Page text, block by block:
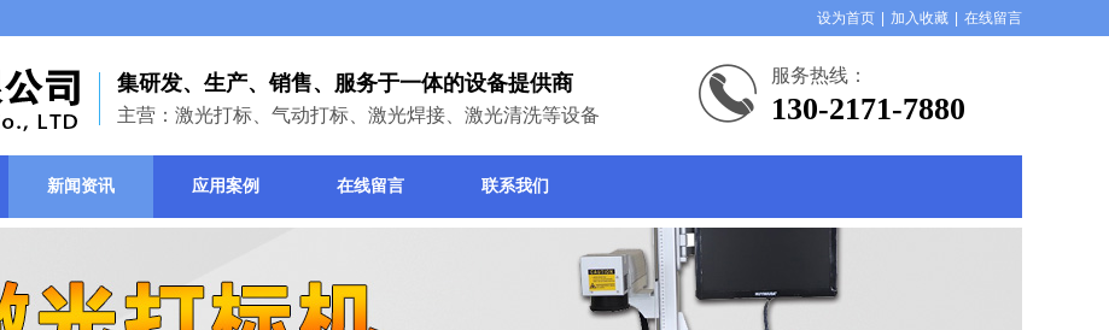
服务热线：
130-2171-7880
集研发、生产、销售、服务于一体的设备提供商
主营：激光打标、气动打标、激光焊接、激光清洗等设备
新闻资讯 应用案例 在线留言 联系我们
设为首页 加入收藏 在线留言